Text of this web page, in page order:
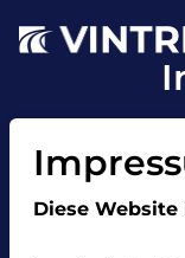
Diese